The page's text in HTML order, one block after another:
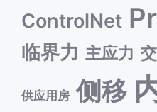
ControlNet
临界力 主应力
供应用房 侧移